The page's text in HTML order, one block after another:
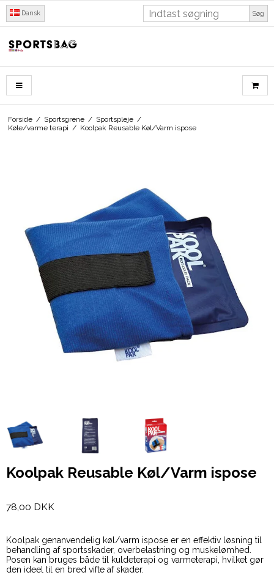
Dansk Søg
Forside / Sportsgrene / Sportspleje /
Køle/varme terapi / Koolpak Reusable Køl/Varm ispose
Koolpak Reusable Køl/Varm ispose
78,00 DKK
Koolpak genanvendelig køl/varm ispose er en effektiv løsning til
behandling af sportsskader, overbelastning og muskelømhed.
Posen kan bruges både til kuldeterapi og varmeterapi, hvilket gør
den ideel til en bred vifte af skader.